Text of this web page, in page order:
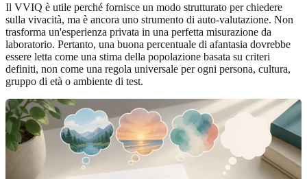
Il VVIQ è utile perché fornisce un modo strutturato per chiedere
sulla vivacità, ma è ancora uno strumento di auto-valutazione. Non
trasforma un'esperienza privata in una perfetta misurazione da
laboratorio. Pertanto, una buona percentuale di afantasia dovrebbe
essere letta come una stima della popolazione basata su criteri
definiti, non come una regola universale per ogni persona, cultura,
gruppo di età o ambiente di test.